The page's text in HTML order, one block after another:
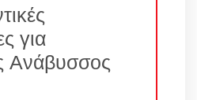
για
Ανάβυσσος